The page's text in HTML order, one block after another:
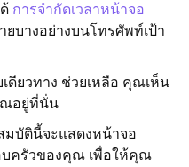
การจำกัดเวลาหน้าจอ
บางอย่างบนโทรศัพท์เป้า
ดียวทาง ช่วยเหลือ คุณเห็น
ณอยู่ที่นั่น
บัตินี้จะแสดงหน้าจอ
ครัวของคุณ เพื่อให้คุณ